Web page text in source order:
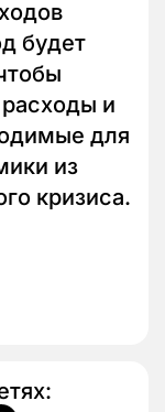
будет
и
для
из
кризиса.